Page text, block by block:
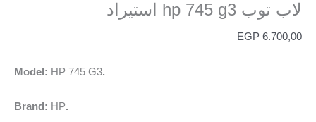
لاب توب hp 745 g3 استيراد
EGP 6.700,00
.Model:
HP 745 G3
.Brand:
HP